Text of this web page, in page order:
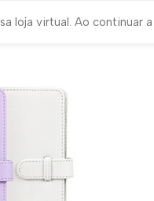
loja virtual. Ao